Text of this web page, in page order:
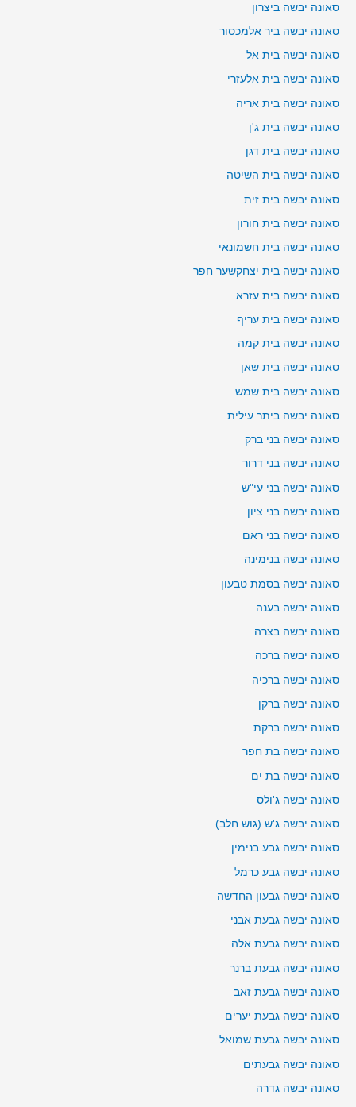
סאונה יבשה ביצרון
סאונה יבשה ביר אלמכסור
סאונה יבשה בית אל
סאונה יבשה בית אלעזרי
סאונה יבשה בית אריה
סאונה יבשה בית ג'ן
סאונה יבשה בית דגן
סאונה יבשה בית השיטה
סאונה יבשה בית זית
סאונה יבשה בית חורון
סאונה יבשה בית חשמונאי
סאונה יבשה בית יצחקשער חפר
סאונה יבשה בית עזרא
סאונה יבשה בית עריף
סאונה יבשה בית קמה
סאונה יבשה בית שאן
סאונה יבשה בית שמש
סאונה יבשה ביתר עילית
סאונה יבשה בני ברק
סאונה יבשה בני דרור
סאונה יבשה בני עי"ש
סאונה יבשה בני ציון
סאונה יבשה בני ראם
סאונה יבשה בנימינה
סאונה יבשה בסמת טבעון
סאונה יבשה בענה
סאונה יבשה בצרה
סאונה יבשה ברכה
סאונה יבשה ברכיה
סאונה יבשה ברקן
סאונה יבשה ברקת
סאונה יבשה בת חפר
סאונה יבשה בת ים
סאונה יבשה ג'ולס
סאונה יבשה ג'ש (גוש חלב)
סאונה יבשה גבע בנימין
סאונה יבשה גבע כרמל
סאונה יבשה גבעון החדשה
סאונה יבשה גבעת אבני
סאונה יבשה גבעת אלה
סאונה יבשה גבעת ברנר
סאונה יבשה גבעת זאב
סאונה יבשה גבעת יערים
סאונה יבשה גבעת שמואל
סאונה יבשה גבעתים
סאונה יבשה גדרה